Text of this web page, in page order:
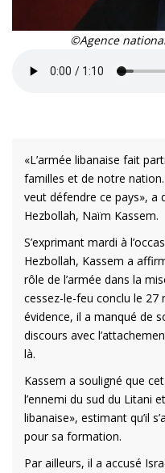
©Agence
«L’armée libanaise fait
familles et de notre
veut défendre ce pays», a
Hezbollah, Naïm Kassem.
S’exprimant mardi à
Hezbollah, Kassem a
rôle de l’armée dans la
cessez-le-feu conclu le
évidence, il a manqué de
discours avec
là.
Kassem a souligné que
l’ennemi du sud du Litani
libanaise», estimant qu’il
pour sa formation.
Par ailleurs, il a accusé